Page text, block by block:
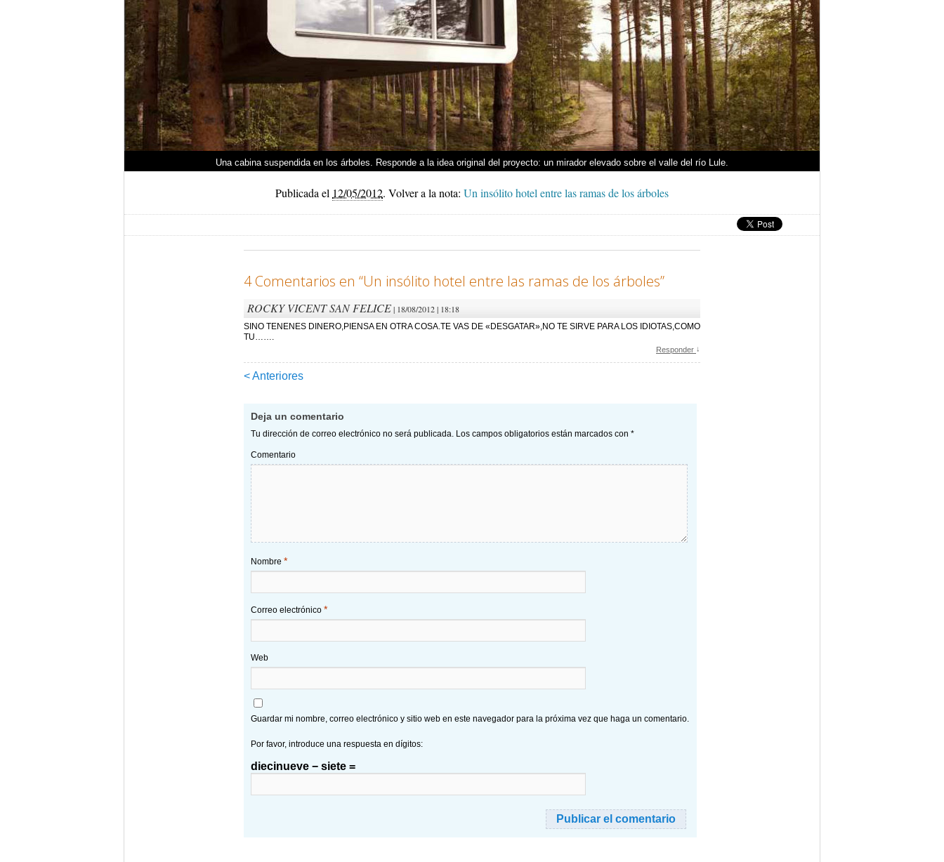
Una cabina suspendida en los árboles. Responde a la idea original del proyecto: un mirador elevado sobre el valle del río Lule.
Publicada el 12/05/2012. Volver a la nota: Un insólito hotel entre las ramas de los árboles
4 Comentarios en “Un insólito hotel entre las ramas de los árboles”
ROCKY VICENT SAN FELICE| 18/08/2012 | 18:18
SINO TENENES DINERO,PIENSA EN OTRA COSA.TE VAS DE «DESGATAR»,NO TE SIRVE PARA LOS IDIOTAS,COMO
TU…….
Responder ↓
< Anteriores
Deja un comentario
Tu dirección de correo electrónico no será publicada. Los campos obligatorios están marcados con *
Comentario
Nombre *
Correo electrónico *
Web
Guardar mi nombre, correo electrónico y sitio web en este navegador para la próxima vez que haga un comentario.
Por favor, introduce una respuesta en dígitos:
diecinueve − siete =